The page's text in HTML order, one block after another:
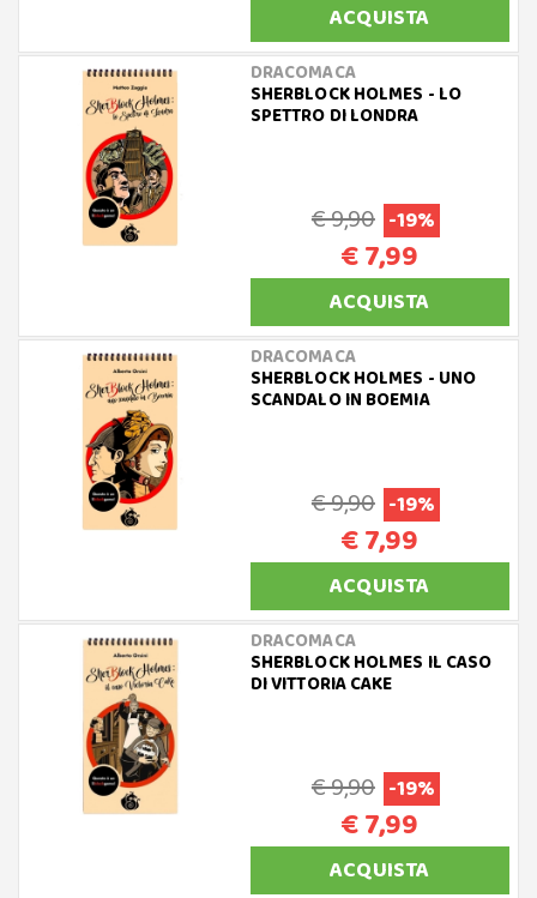
ACQUISTA
DRACOMACA
SHERBLOCK HOLMES - LO
SPETTRO DI LONDRA
€ 9,90 -19%
€ 7,99
ACQUISTA
DRACOMACA
SHERBLOCK HOLMES - UNO
SCANDALO IN BOEMIA
€ 9,90 -19%
€ 7,99
ACQUISTA
DRACOMACA
SHERBLOCK HOLMES IL CASO
DI VITTORIA CAKE
€ 9,90 -19%
€ 7,99
ACQUISTA